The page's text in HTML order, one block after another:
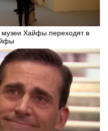
Хайфы переходят в